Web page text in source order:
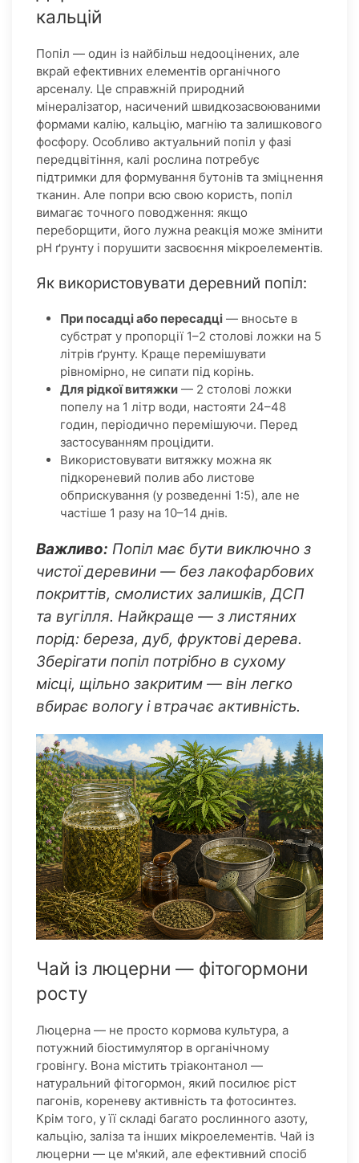
кальцій
Попіл — один із найбільш недооцінених, але
вкрай ефективних елементів органічного
арсеналу. Це справжній природний
мінералізатор, насичений швидкозасвоюваними
формами калію, кальцію, магнію та залишкового
фосфору. Особливо актуальний попіл у фазі
передцвітіння, калі рослина потребує
підтримки для формування бутонів та зміцнення
тканин. Але попри всю свою користь, попіл
вимагає точного поводження: якщо
переборщити, його лужна реакція може змінити
pH ґрунту і порушити засвоєння мікроелементів.
Як використовувати деревний попіл:
При посадці або пересадці — вносьте в
субстрат у пропорції 1–2 столові ложки на 5
літрів ґрунту. Краще перемішувати
рівномірно, не сипати під корінь.
Для рідкої витяжки — 2 столові ложки
попелу на 1 літр води, настояти 24–48
годин, періодично перемішуючи. Перед
застосуванням процідити.
Використовувати витяжку можна як
підкореневий полив або листове
обприскування (у розведенні 1:5), але не
частіше 1 разу на 10–14 днів.
Важливо: Попіл має бути виключно з
чистої деревини — без лакофарбових
покриттів, смолистих залишків, ДСП
та вугілля. Найкраще — з листяних
порід: береза, дуб, фруктові дерева.
Зберігати попіл потрібно в сухому
місці, щільно закритим — він легко
вбирає вологу і втрачає активність.
Чай із люцерни — фітогормони
росту
Люцерна — не просто кормова культура, а
потужний біостимулятор в органічному
гровінгу. Вона містить тріаконтанол —
натуральний фітогормон, який посилює ріст
пагонів, кореневу активність та фотосинтез.
Крім того, у її складі багато рослинного азоту,
кальцію, заліза та інших мікроелементів. Чай із
люцерни — це м'який, але ефективний спосіб